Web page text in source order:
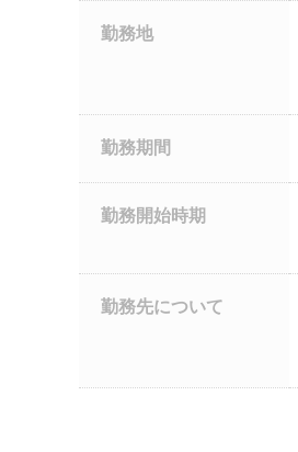
勤務地
勤務期間
勤務開始時期
勤務先について